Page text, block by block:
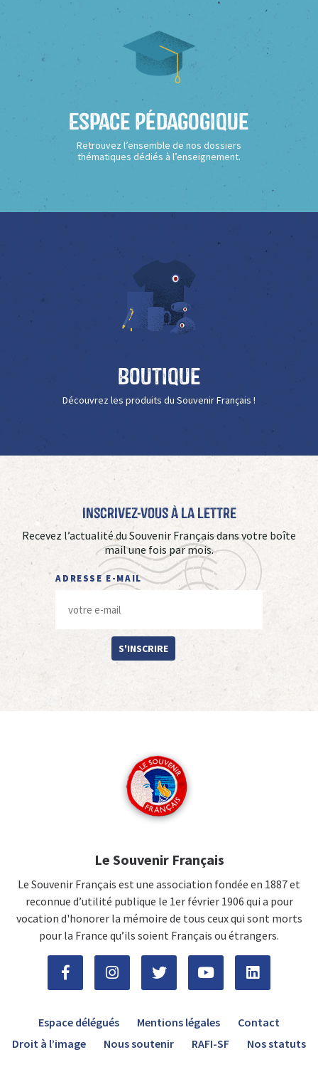
Espace Pédagogique
Retrouvez l’ensemble de nos dossiers
thématiques dédiés à l’enseignement.
Boutique
Découvrez les produits du Souvenir Français !
Inscrivez-vous à La Lettre
Recevez l’actualité du Souvenir Français dans votre boîte
mail une fois par mois.
ADRESSE E-MAIL
S'INSCRIRE
Le Souvenir Français
Le Souvenir Français est une association fondée en 1887 et
reconnue d’utilité publique le 1er février 1906 qui a pour
vocation d'honorer la mémoire de tous ceux qui sont morts
pour la France qu’ils soient Français ou étrangers.
Espace délégués Mentions légales
Contact
Droit à l’image
Nous soutenir RAFI-SF Nos statuts